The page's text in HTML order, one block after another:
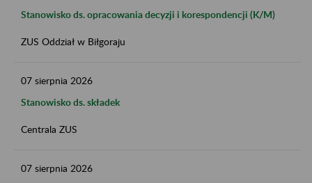
Stanowisko ds. opracowania decyzji i korespondencji (K/M)
ZUS Oddział w Biłgoraju
07 sierpnia 2026
Stanowisko ds. składek
Centrala ZUS
07 sierpnia 2026